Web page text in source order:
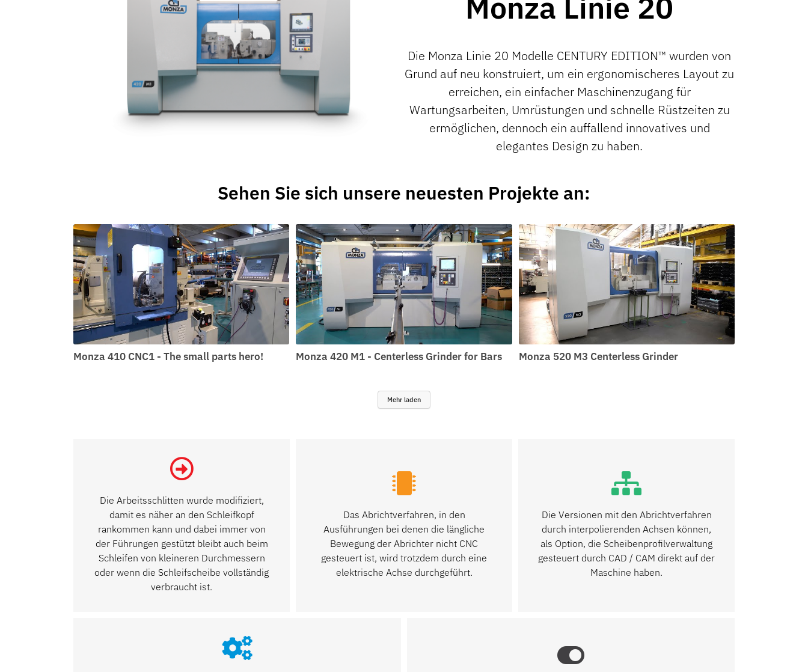
Die Monza Linie 20 Modelle CENTURY EDITION™ wurden von
Grund auf neu konstruiert, um ein ergonomischeres Layout zu
erreichen, ein einfacher Maschinenzugang für
Wartungsarbeiten, Umrüstungen und schnelle Rüstzeiten zu
ermöglichen, dennoch ein auffallend innovatives und
elegantes Design zu haben.
Sehen Sie sich unsere neuesten Projekte an:
Monza 410 CNC1 - The small parts hero! Monza 420 M1 - Centerless Grinder for Bars Monza 520 M3 Centerless Grinder
Mehr laden
Die Arbeitsschlitten wurde modifiziert,
damit es näher an den Schleifkopf
rankommen kann und dabei immer von
der Führungen gestützt bleibt auch beim
Schleifen von kleineren Durchmessern
oder wenn die Schleifscheibe vollständig
verbraucht ist.
Das Abrichtverfahren, in den
Ausführungen bei denen die längliche
Bewegung der Abrichter nicht CNC
gesteuert ist, wird trotzdem durch eine
elektrische Achse durchgeführt.
Die Versionen mit den Abrichtverfahren
durch interpolierenden Achsen können,
als Option, die Scheibenprofilverwaltung
gesteuert durch CAD / CAM direkt auf der
Maschine haben.